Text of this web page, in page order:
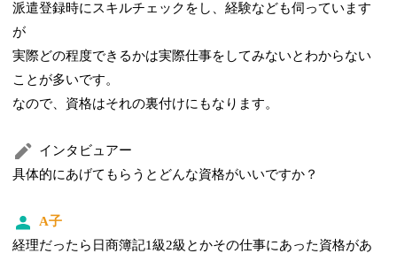
派遣登録時にスキルチェックをし、経験なども伺っています
が
実際どの程度できるかは実際仕事をしてみないとわからない
ことが多いです。
なので、資格はそれの裏付けにもなります。
インタビュアー
具体的にあげてもらうとどんな資格がいいですか？
A子
経理だったら日商簿記1級2級とかその仕事にあった資格があ